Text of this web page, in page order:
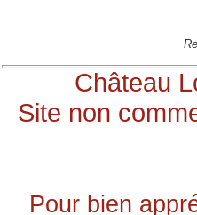
Château
Site non
Pour bien